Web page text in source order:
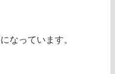
なっています。